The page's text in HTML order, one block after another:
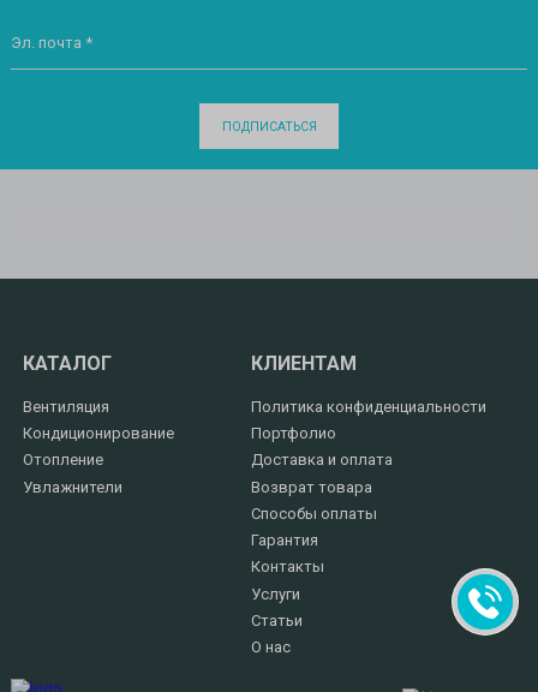
Эл. почта *
ПОДПИСАТЬСЯ
КАТАЛОГ
Вентиляция
Кондиционирование
Отопление
Увлажнители
КЛИЕНТАМ
Политика конфиденциальности
Портфолио
Доставка и оплата
Возврат товара
Способы оплаты
Гарантия
Контакты
Услуги
Статьи
О нас